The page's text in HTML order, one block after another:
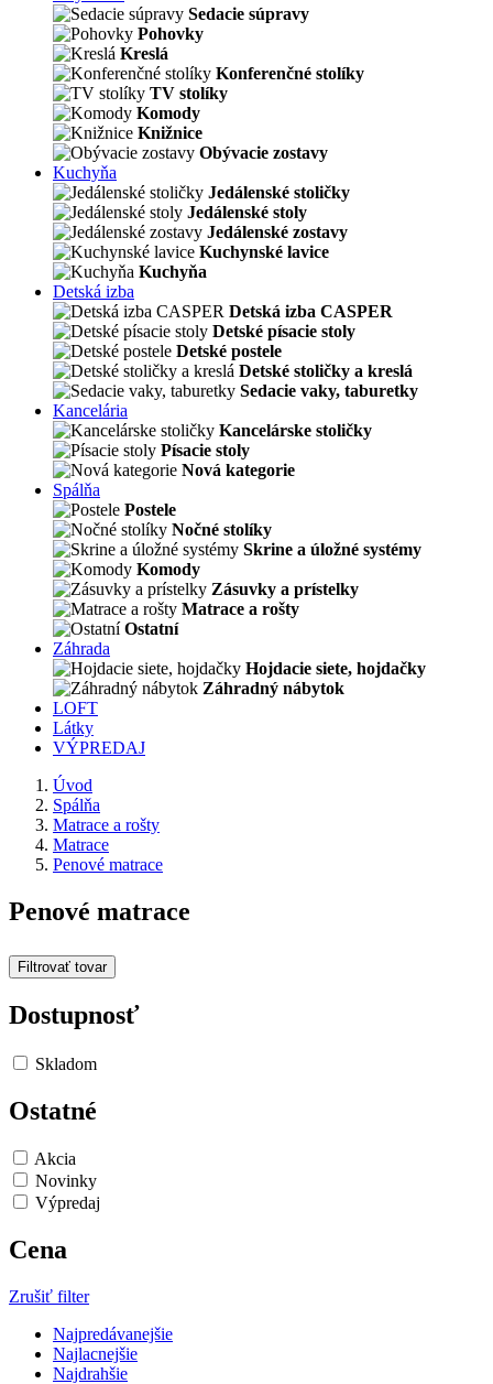
Sedacie súpravy
Pohovky
Kreslá
Konferenčné stolíky
TV stolíky
Komody
Knižnice
Obývacie zostavy
Kuchyňa
Jedálenské stoličky
Jedálenské stoly
Jedálenské zostavy
Kuchynské lavice
Kuchyňa
Detská izba
Detská izba CASPER
Detské písacie stoly
Detské postele
Detské stoličky a kreslá
Sedacie vaky, taburetky
Kancelária
Kancelárske stoličky
Písacie stoly
Nová kategorie
Spálňa
Postele
Nočné stolíky
Skrine a úložné systémy
Komody
Zásuvky a prístelky
Matrace a rošty
Ostatní
Záhrada
Hojdacie siete, hojdačky
Záhradný nábytok
LOFT
Látky
VÝPREDAJ
Úvod
Spálňa
Matrace a rošty
Matrace
Penové matrace
Penové matrace
Filtrovať tovar
Dostupnosť
Skladom
Ostatné
Akcia
Novinky
Výpredaj
Cena
Zrušiť filter
Najpredávanejšie
Najlacnejšie
Najdrahšie